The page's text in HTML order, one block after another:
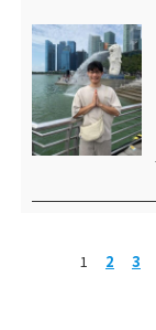
1 2 3